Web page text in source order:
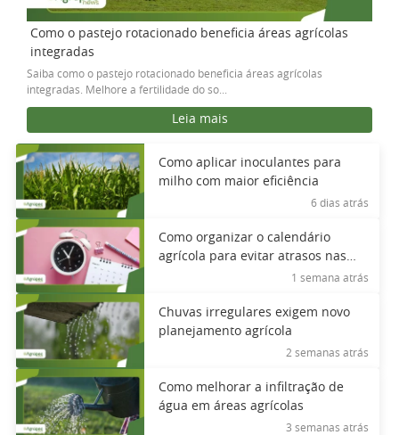
Como o pastejo rotacionado beneficia áreas agrícolas
integradas
Saiba como o pastejo rotacionado beneficia áreas agrícolas
integradas. Melhore a fertilidade do so...
Leia mais
Como aplicar inoculantes para
milho com maior eficiência
6 dias atrás
Como organizar o calendário
agrícola para evitar atrasos nas
1 semana atrás
Chuvas irregulares exigem novo
planejamento agrícola
2 semanas atrás
Como melhorar a infiltração de
água em áreas agrícolas
3 semanas atrás